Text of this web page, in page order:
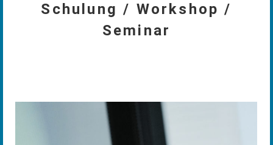
Schulung / Workshop /
Seminar